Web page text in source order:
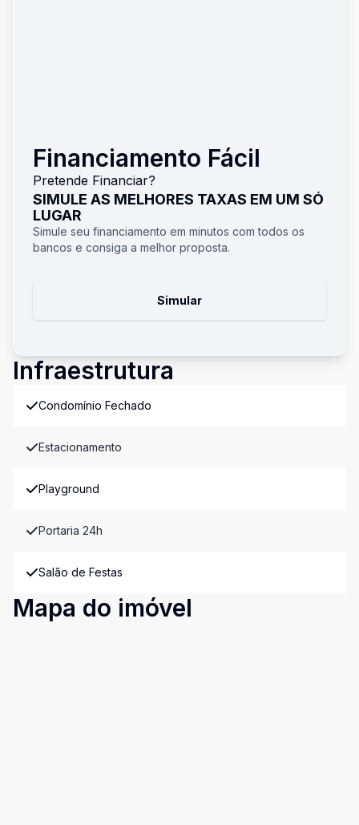
Financiamento Fácil
Pretende Financiar?
SIMULE AS MELHORES TAXAS EM UM SÓ
LUGAR
Simule seu financiamento em minutos com todos os
bancos e consiga a melhor proposta.
Simular
Infraestrutura
Condomínio Fechado
Estacionamento
Playground
Portaria 24h
Salão de Festas
Mapa do imóvel